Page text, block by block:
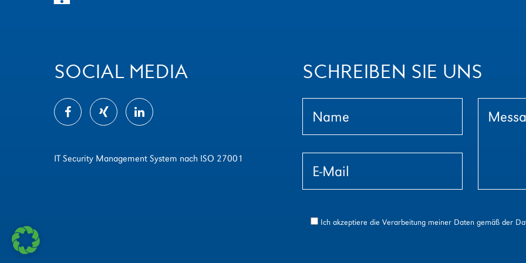
SOCIAL MEDIA
IT Security Management System nach ISO 27001
SCHREIBEN SIE UNS
Ich akzeptiere die Verarbeitung meiner Daten gemäß der